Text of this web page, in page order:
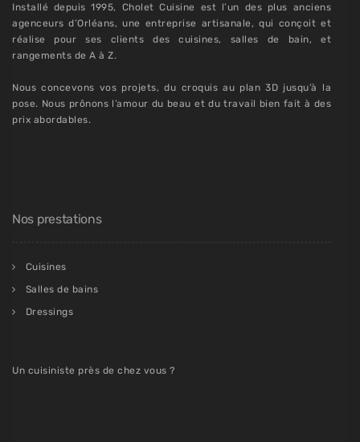
Installé depuis 1995, Cholet Cuisine est l’un des plus anciens
agenceurs d’Orléans, une entreprise artisanale, qui conçoit et
réalise pour ses clients des cuisines, salles de bain, et
rangements de A à Z.
Nous concevons vos projets, du croquis au plan 3D jusqu’à la
pose. Nous prônons l’amour du beau et du travail bien fait à des
prix abordables.
Nos prestations
Cuisines
Salles de bains
Dressings
Un cuisiniste près de chez vous ?